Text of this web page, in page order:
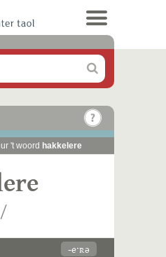
't woord hakkelere
-eˑʀə